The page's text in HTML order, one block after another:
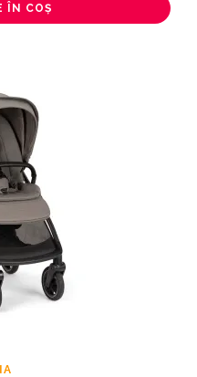
ÎN COȘ